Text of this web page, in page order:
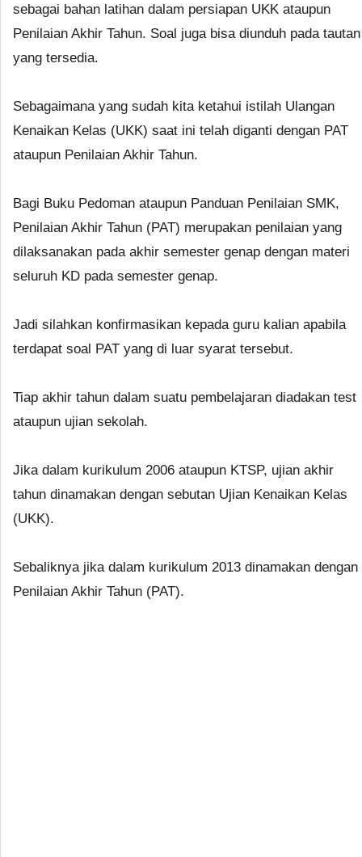
sebagai bahan latihan dalam persiapan UKK ataupun
Penilaian Akhir Tahun. Soal juga bisa diunduh pada tautan
yang tersedia.
Sebagaimana yang sudah kita ketahui istilah Ulangan
Kenaikan Kelas (UKK) saat ini telah diganti dengan PAT
ataupun Penilaian Akhir Tahun.
Bagi Buku Pedoman ataupun Panduan Penilaian SMK,
Penilaian Akhir Tahun (PAT) merupakan penilaian yang
dilaksanakan pada akhir semester genap dengan materi
seluruh KD pada semester genap.
Jadi silahkan konfirmasikan kepada guru kalian apabila
terdapat soal PAT yang di luar syarat tersebut.
Tiap akhir tahun dalam suatu pembelajaran diadakan test
ataupun ujian sekolah.
Jika dalam kurikulum 2006 ataupun KTSP, ujian akhir
tahun dinamakan dengan sebutan Ujian Kenaikan Kelas
(UKK).
Sebaliknya jika dalam kurikulum 2013 dinamakan dengan
Penilaian Akhir Tahun (PAT).